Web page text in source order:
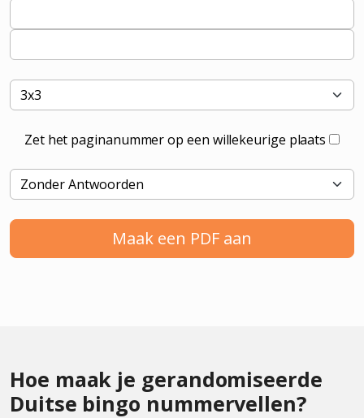
Zet het paginanummer op een willekeurige plaats
Maak een PDF aan
Hoe maak je gerandomiseerde
Duitse bingo nummervellen?